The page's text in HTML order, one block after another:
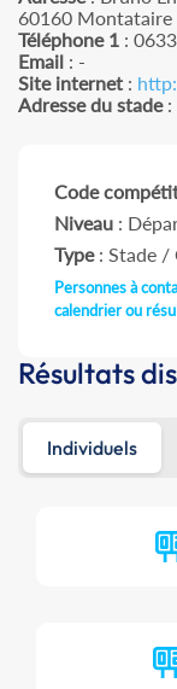
60160 Montataire
Téléphone 1 :
Email : -
Site internet :
Adresse du stade:
Code
Niveau :
Type: Stade /
Personnes à
calendrier ou
Résultats
Individuels